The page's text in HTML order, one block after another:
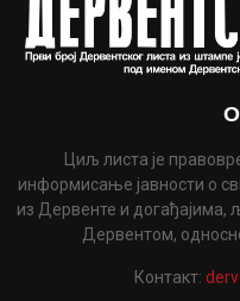
Циљ листа је
информисање јавности о
из Дервенте и догађајима,
Дервентом,
Контакт: